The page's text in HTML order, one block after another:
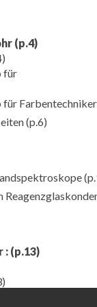
(p.4)
für
für Farbentechniker
(p.6)
: (p.13)